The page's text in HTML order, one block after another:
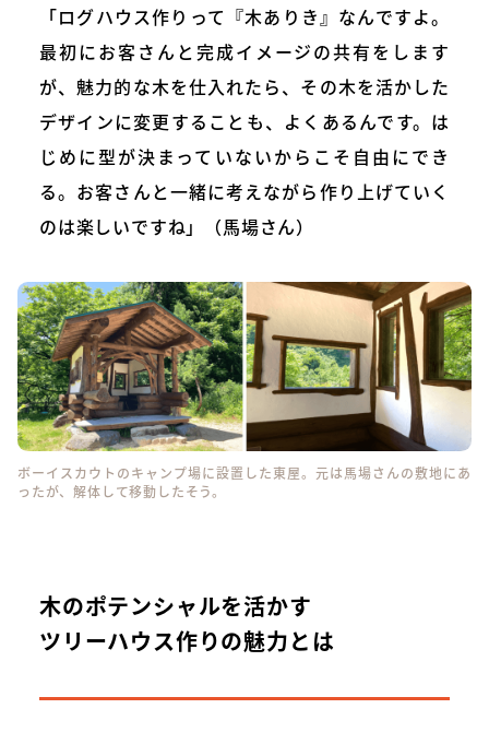
「ログハウス作りって『木ありき』なんですよ。
最初にお客さんと完成イメージの共有をします
が、魅力的な木を仕入れたら、その木を活かした
デザインに変更することも、よくあるんです。は
じめに型が決まっていないからこそ自由にでき
る。お客さんと一緒に考えながら作り上げていく
のは楽しいですね」（馬場さん）
ボーイスカウトのキャンプ場に設置した東屋。元は馬場さんの敷地にあ
ったが、解体して移動したそう。
木のポテンシャルを活かす
ツリーハウス作りの魅力とは